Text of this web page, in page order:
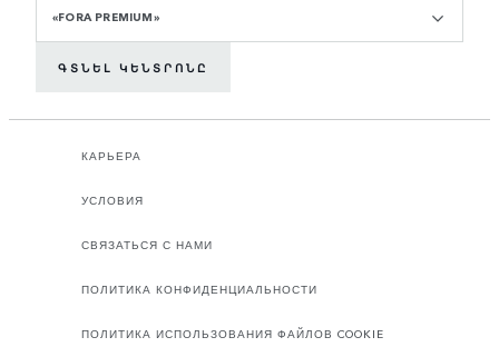
«FORA PREMIUM»
ԳՏՆԵԼ ԿԵՆՏՐՈՆԸ
КАРЬЕРА
УСЛОВИЯ
СВЯЗАТЬСЯ С НАМИ
ПОЛИТИКА КОНФИДЕНЦИАЛЬНОСТИ
ПОЛИТИКА ИСПОЛЬЗОВАНИЯ ФАЙЛОВ COOKIE